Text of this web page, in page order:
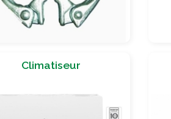
Climatiseur